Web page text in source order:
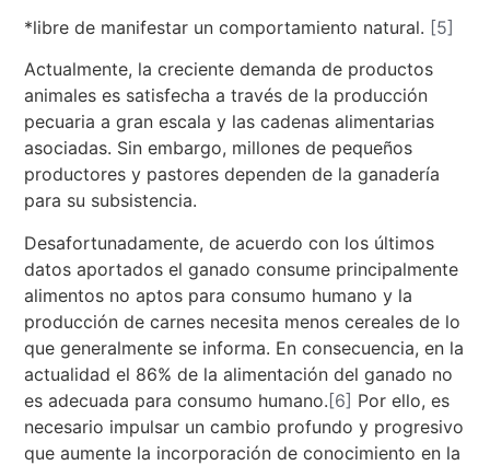
*libre de manifestar un comportamiento natural. [5]
Actualmente, la creciente demanda de productos
animales es satisfecha a través de la producción
pecuaria a gran escala y las cadenas alimentarias
asociadas. Sin embargo, millones de pequeños
productores y pastores dependen de la ganadería
para su subsistencia.
Desafortunadamente, de acuerdo con los últimos
datos aportados el ganado consume principalmente
alimentos no aptos para consumo humano y la
producción de carnes necesita menos cereales de lo
que generalmente se informa. En consecuencia, en la
actualidad el 86% de la alimentación del ganado no
es adecuada para consumo humano.[6] Por ello, es
necesario impulsar un cambio profundo y progresivo
que aumente la incorporación de conocimiento en la